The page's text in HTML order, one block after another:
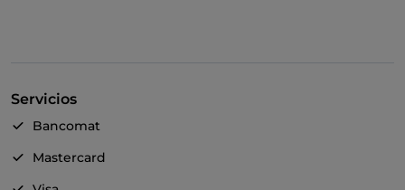
Servicios
Bancomat
Mastercard